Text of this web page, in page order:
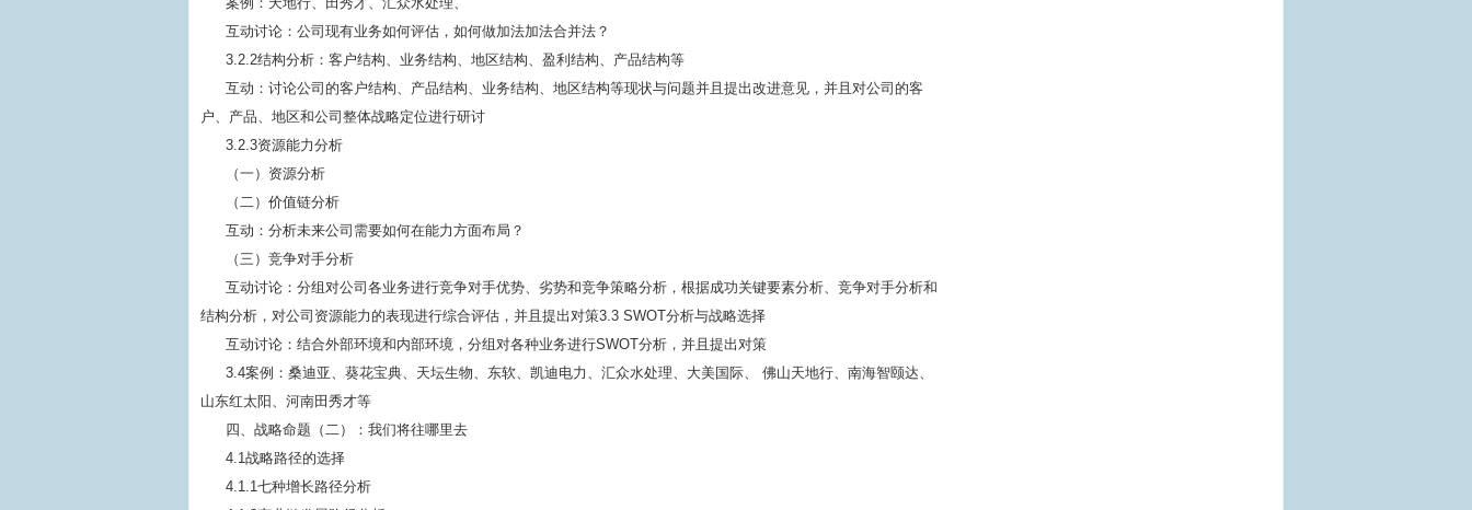
互动讨论：公司现有业务如何评估，如何做加法加法合并法？
3.2.2结构分析：客户结构、业务结构、地区结构、盈利结构、产品结构等
互动：讨论公司的客户结构、产品结构、业务结构、地区结构等现状与问题并且提出改进意见，并且对公司的客
户、产品、地区和公司整体战略定位进行研讨
3.2.3资源能力分析
（一）资源分析
（二）价值链分析
互动：分析未来公司需要如何在能力方面布局？
（三）竞争对手分析
互动讨论：分组对公司各业务进行竞争对手优势、劣势和竞争策略分析，根据成功关键要素分析、竞争对手分析和
结构分析，对公司资源能力的表现进行综合评估，并且提出对策3.3 SWOT分析与战略选择
互动讨论：结合外部环境和内部环境，分组对各种业务进行SWOT分析，并且提出对策
3.4案例：桑迪亚、葵花宝典、天坛生物、东软、凯迪电力、汇众水处理、大美国际、 佛山天地行、南海智颐达、
山东红太阳、河南田秀才等
四、战略命题（二）：我们将往哪里去
4.1战略路径的选择
4.1.1七种增长路径分析